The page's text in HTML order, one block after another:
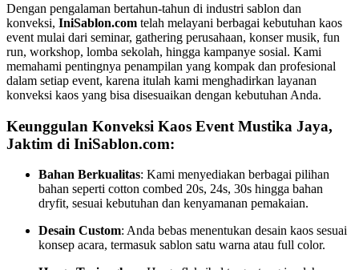
Dengan pengalaman bertahun-tahun di industri sablon dan
konveksi, IniSablon.com telah melayani berbagai kebutuhan kaos
event mulai dari seminar, gathering perusahaan, konser musik, fun
run, workshop, lomba sekolah, hingga kampanye sosial. Kami
memahami pentingnya penampilan yang kompak dan profesional
dalam setiap event, karena itulah kami menghadirkan layanan
konveksi kaos yang bisa disesuaikan dengan kebutuhan Anda.
Keunggulan Konveksi Kaos Event Mustika Jaya,
Jaktim di IniSablon.com:
Bahan Berkualitas: Kami menyediakan berbagai pilihan
bahan seperti cotton combed 20s, 24s, 30s hingga bahan
dryfit, sesuai kebutuhan dan kenyamanan pemakaian.
Desain Custom: Anda bebas menentukan desain kaos sesuai
konsep acara, termasuk sablon satu warna atau full color.